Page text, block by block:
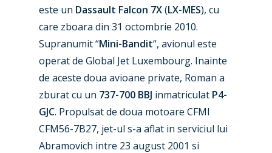
este un Dassault Falcon 7X(LX-MES), cu
care zboara din 31 octombrie 2010.
Supranumit “Mini-Bandit“, avionul este
operat de Global Jet Luxembourg. Inainte
de aceste doua avioane private, Roman a
zburat cu un 737-700 BBJ inmatriculat P4-
GJC. Propulsat de doua motoare CFMI
CFM56-7B27, jet-ul s-a aflat in serviciul lui
Abramovich intre 23 august 2001 si